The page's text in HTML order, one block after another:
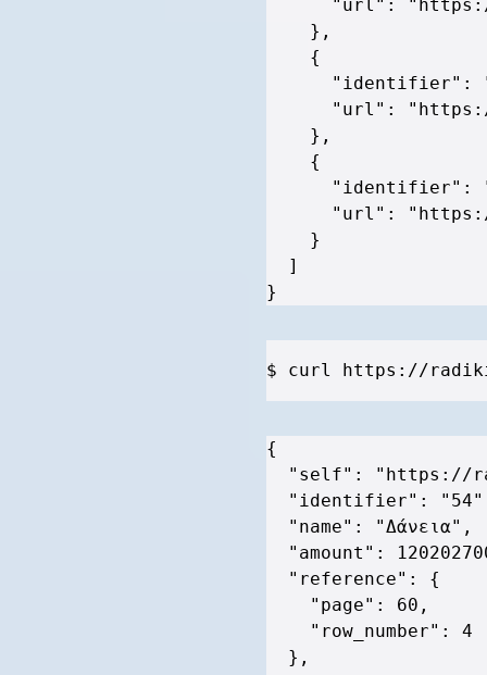
"url" :
} ,
{
"identifier" :
"url" :
} ,
{
"identifier" :
"url" :
}
]
}
$ curl https://
{
"self" :
"https://
"identifier" : "54"
"name" : "Δάνεια" ,
"amount" :
"reference" :
{
"page" : 60 ,
"row_number" :
4
} ,